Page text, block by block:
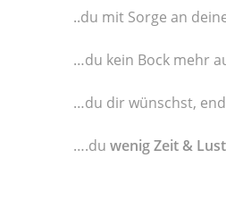
..du mit Sorge an
…du kein Bock mehr
…du dir wünschst,
….du wenig Zeit &